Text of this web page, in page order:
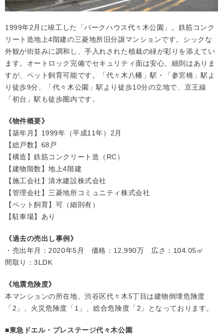
1999年2月に竣工した「パークハウス代々木公園」。鉄筋コンク
リート造地上4階建の三菱地所旧分譲マンションです。シックな
外観が街並みに調和し、手入れされた植栽の緑が彩りを添えてい
ます。オートロック完備でセキュリティ面は安心。細則はありま
すが、ペット飼育可能です。「代々木八幡」駅・「参宮橋」駅よ
り徒歩9分、「代々木公園」駅より徒歩10分の立地で、京王線
「初台」駅も徒歩圏内です。
《物件概要》
【築年月】1999年（平成11年）2月
【総戸数】68戸
【構造】鉄筋コンクリート造（RC）
【建物階数】地上4階建
【施工会社】清水建設株式会社
【管理会社】三菱地所コミュニティ株式会社
【ペット飼育】可（細則有）
【駐車場】あり
《過去の売出し事例》
・売出年月：2020年5月 価格：12,990万 広さ：104.05㎡
間取り：3LDK
《地震危険度》
本マンションの所在地、渋谷区代々木5丁目は建物倒壊危険度
「2」、火災危険度「1」、総合危険度「2」となっております。
■東急ドエル・プレステージ代々木公園